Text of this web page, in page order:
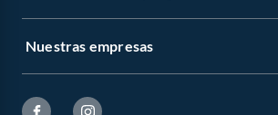
Nuestras empresas